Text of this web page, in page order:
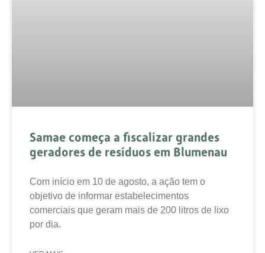
Samae começa a fiscalizar grandes
geradores de resíduos em Blumenau
Com início em 10 de agosto, a ação tem o
objetivo de informar estabelecimentos
comerciais que geram mais de 200 litros de lixo
por dia.